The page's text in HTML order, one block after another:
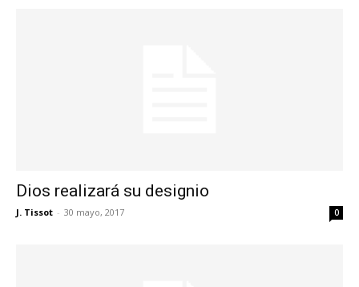
Dios realizará su designio
J. Tissot - 30 mayo, 2017 0